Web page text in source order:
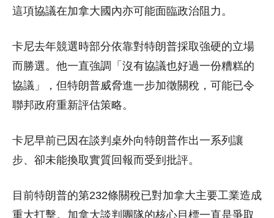
這項協議在加拿大國內亦可能面臨政治阻力。
卡尼去年競選時部分依靠對特朗普採取強硬的立場
而勝選。他一直強調「沒有協議也好過一份糟糕的
協議」，但特朗普威脅進一步加徵關稅，可能已令
聯邦政府重新評估策略。
卡尼早前已因在談判桌外向特朗普作出一系列讓
步、卻未能換取實質回報而受到批評。
目前特朗普的第232條關稅已對加拿大主要工業造成
重大打擊。加拿大談判團隊的核心目標一直是爭取